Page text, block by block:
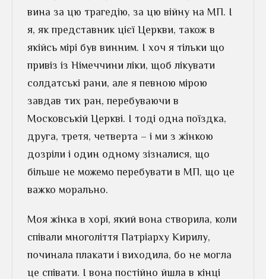
вина за цю трагедію, за цю війну на МП. І
я, як представник цієї Церкви, також в
якійсь мірі був винним. І хоч я тільки що
привіз із Німеччини ліки, щоб лікувати
солдатські рани, але я певною мірою
завдав тих ран, перебуваючи в
Московській Церкві. І тоді одна поїздка,
друга, третя, четверта – і ми з жінкою
дозріли і один одному зізналися, що
більше не можемо перебувати в МП, що це
важко морально.
Моя жінка в хорі, який вона створила, коли
співали многоліття Патріарху Кирилу,
починала плакати і виходила, бо не могла
це співати. І вона постійно йшла в кінці